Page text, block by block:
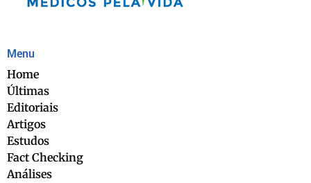
Menu
Home
Últimas
Editoriais
Artigos
Estudos
Fact Checking
Análises